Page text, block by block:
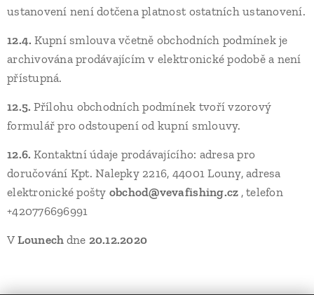
ustanovení není dotčena platnost ostatních ustanovení.
12.4. Kupní smlouva včetně obchodních podmínek je
archivována prodávajícím v elektronické podobě a není
přístupná.
12.5. Přílohu obchodních podmínek tvoří vzorový
formulář pro odstoupení od kupní smlouvy.
12.6. Kontaktní údaje prodávajícího: adresa pro
doručování Kpt. Nalepky 2216, 44001 Louny, adresa
elektronické pošty obchod@vevafishing.cz , telefon
+420776696991
VLounech dne 20.12.2020